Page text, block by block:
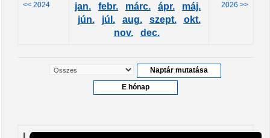
<< 2024 jan. febr. márc. ápr.
máj.
jún.
júl. aug. szept.
okt.
nov.
dec.
2026 >>